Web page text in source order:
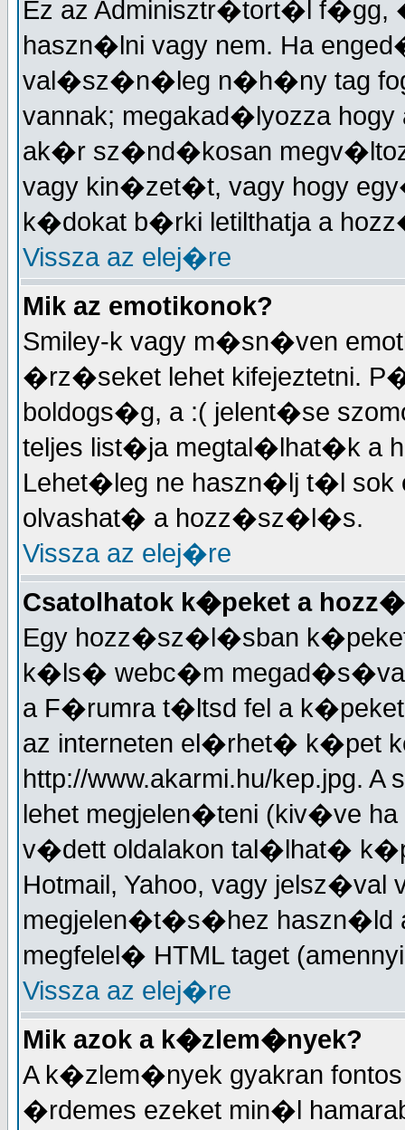
Ez az Adminisztr�tort�l f�gg,
haszn�lni vagy nem. Ha
val�sz�n�leg n�h�ny tag
vannak; megakad�lyozza
ak�r sz�nd�kosan
vagy kin�zet�t, vagy hogy
k�dokat b�rki letilthatja a
Vissza az elej�re
Mik az emotikonok?
Smiley-k vagy m�sn�ven
�rz�seket lehet kifejeztetni.
boldogs�g, a :( jelent�se
teljes list�ja megtal�lhat�k
Lehet�leg ne haszn�lj t�l sok
olvashat� a hozz�sz�l�s.
Vissza az elej�re
Csatolhatok k�peket a
Egy hozz�sz�l�sban k�peket
k�ls� webc�m
a F�rumra t�ltsd fel a
az interneten el�rhet� k�pet
http://www.akarmi.hu/kep.jpg.
lehet megjelen�teni (kiv�ve
v�dett oldalakon tal�lhat�
Hotmail, Yahoo, vagy
megjelen�t�s�hez haszn�ld
megfelel� HTML taget
Vissza az elej�re
Mik azok a k�zlem�nyek?
A k�zlem�nyek gyakran
�rdemes ezeket min�l